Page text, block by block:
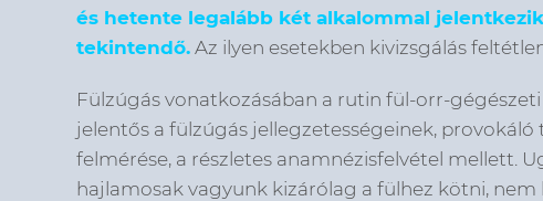
és hetente legalább két alkalommal
tekintendő.Az ilyen esetekben kivizsgálás
Fülzúgás vonatkozásában a rutin fül-orr-
jelentős a fülzúgás jellegzetességeinek, provokáló
felmérése, a részletes anamnézisfelvétel mellett.
hajlamosak vagyunk kizárólag a fülhez kötni,